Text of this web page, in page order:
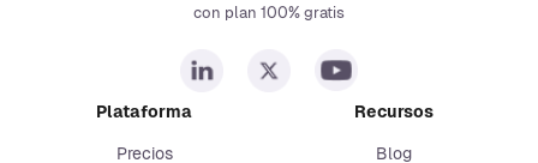
con plan 100% gratis
Plataforma
Precios
Recursos
Blog